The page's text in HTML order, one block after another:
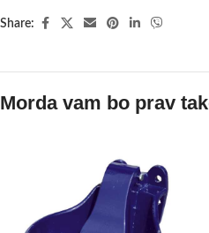
Share:
Morda vam bo prav